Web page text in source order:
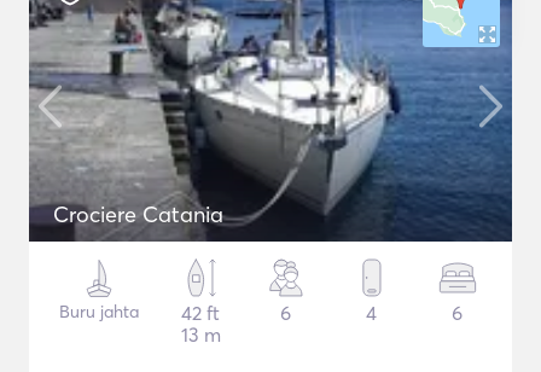
Crociere Catania
Buru jahta
42 ft
13 m
6 4 6